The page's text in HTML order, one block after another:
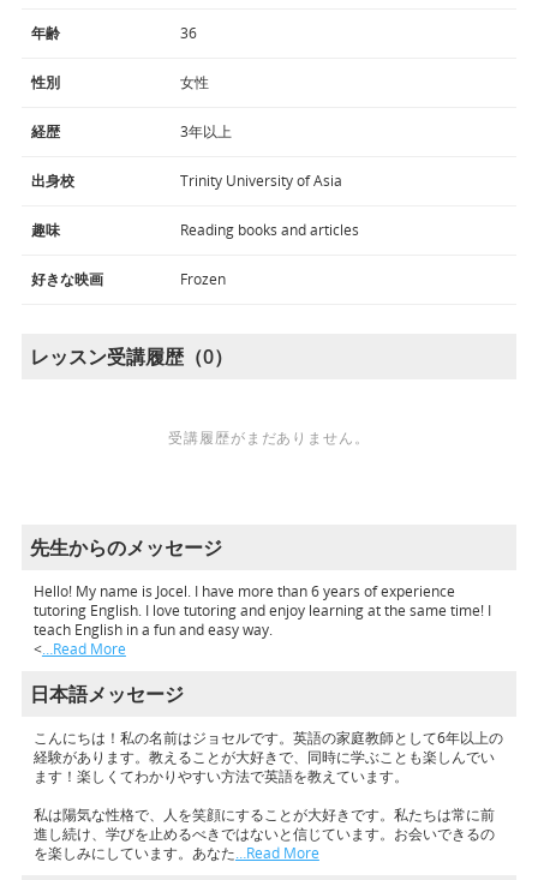
年齢 36
性別 女性
経歴 3年以上
出身校 Trinity University of Asia
趣味 Reading books and articles
好きな映画 Frozen
レッスン受講履歴（0）
受講履歴がまだありません。
先生からのメッセージ
Hello! My name is Jocel. I have more than 6 years of experience
tutoring English. I love tutoring and enjoy learning at the same time! I
teach English in a fun and easy way.
<…Read More
日本語メッセージ
こんにちは！私の名前はジョセルです。英語の家庭教師として6年以上の
経験があります。教えることが大好きで、同時に学ぶことも楽しんでい
ます！楽しくてわかりやすい方法で英語を教えています。
私は陽気な性格で、人を笑顔にすることが大好きです。私たちは常に前
進し続け、学びを止めるべきではないと信じています。お会いできるの
を楽しみにしています。あなた…Read More